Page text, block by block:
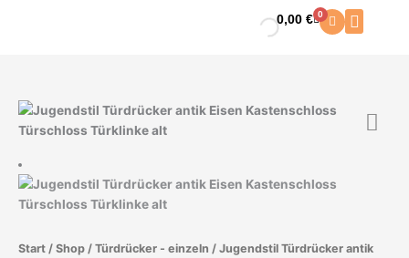
0,00€ 0
Warenkorb
Start / Shop / Türdrücker - einzeln / Jugendstil Türdrücker antik
Jugendstil
Türdrücker
Eisen
Kastenschloss
Türschloss
alt